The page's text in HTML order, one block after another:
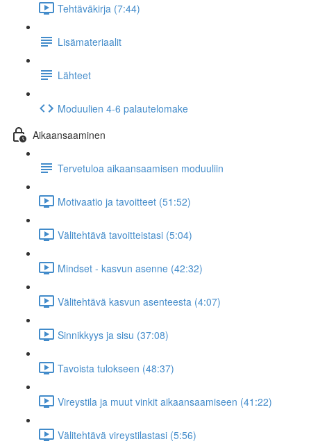
Tehtäväkirja (7:44)
Lisämateriaalit
Lähteet
Moduulien 4-6 palautelomake
Aikaansaaminen
Tervetuloa aikaansaamisen moduuliin
Motivaatio ja tavoitteet (51:52)
Välitehtävä tavoitteistasi (5:04)
Mindset - kasvun asenne (42:32)
Välitehtävä kasvun asenteesta (4:07)
Sinnikkyys ja sisu (37:08)
Tavoista tulokseen (48:37)
Vireystila ja muut vinkit aikaansaamiseen (41:22)
Välitehtävä vireystilastasi (5:56)